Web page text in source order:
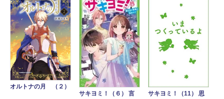
オルトナの月 （２）
サキヨミ！（６） 言
サキヨミ！（11） 思